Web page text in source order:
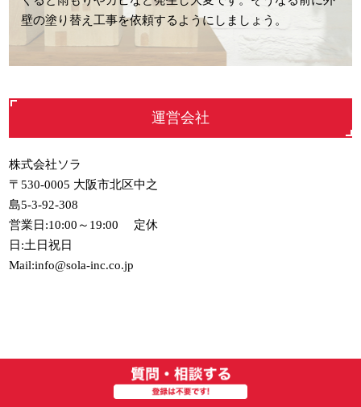
壁の塗り替え工事を依頼するようにしましょう。
運営会社
株式会社ソラ
〒530-0005 大阪市北区中之
島5-3-92-308
営業日:10:00～19:00 定休
日:土日祝日
Mail:info@sola-inc.co.jp